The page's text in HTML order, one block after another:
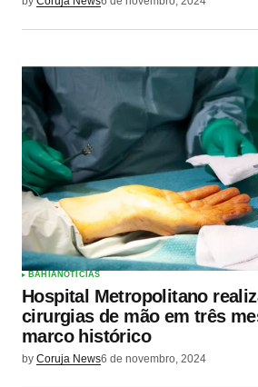
BAHIANOTÍCIAS
Hospital Metropolitano
cirurgias de mão em três
marco histórico
by Coruja News6 de novembro, 2024